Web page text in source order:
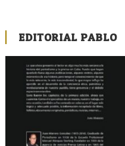
EDITORIAL PABLO